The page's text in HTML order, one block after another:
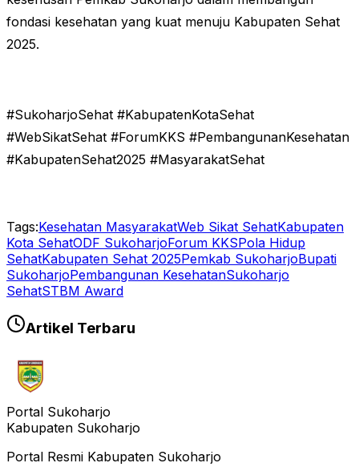
fondasi kesehatan yang kuat menuju Kabupaten Sehat
2025.
#SukoharjoSehat #KabupatenKotaSehat
#WebSikatSehat #ForumKKS #PembangunanKesehatan
#KabupatenSehat2025 #MasyarakatSehat
Tags:Kesehatan MasyarakatWeb Sikat SehatKabupaten
Kota SehatODF SukoharjoForum KKSPola Hidup
SehatKabupaten Sehat 2025Pemkab SukoharjoBupati
SukoharjoPembangunan KesehatanSukoharjo
SehatSTBM Award
Artikel Terbaru
Portal Sukoharjo
Kabupaten Sukoharjo
Portal Resmi Kabupaten Sukoharjo